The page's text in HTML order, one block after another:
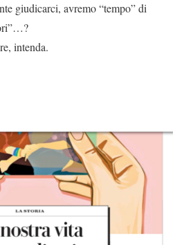
giudicarci, avremo “tempo” di
intenda.